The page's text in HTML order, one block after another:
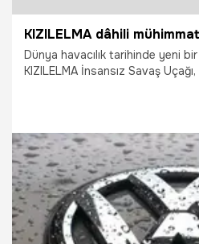
Dünya havacılık tarihinde yeni
KIZILELMA İnsansız Savaş
hedefleri tam isabetle vurdu.
30.07.2026 Vatan TV